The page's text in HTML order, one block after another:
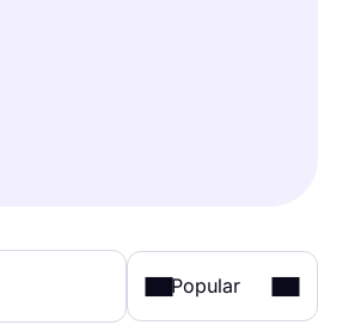
Popular